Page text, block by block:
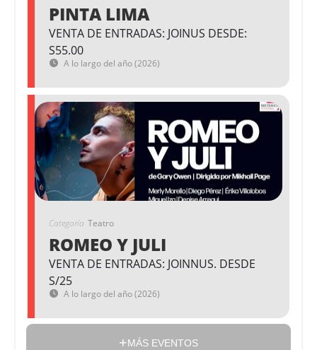
PINTA LIMA
VENTA DE ENTRADAS: JOINUS DESDE:
S55.00
A lo largo del año (2026)
Categoría Teatro
ROMEO Y JULI
VENTA DE ENTRADAS: JOINNUS. DESDE
S/25
A lo largo del año (2026)
MÁS EVENTOS